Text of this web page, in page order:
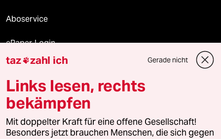
Aboservice
ePaper Login
Downloads für Abonnierende
© 2026 taz Verlags und Vertriebs GmbH
Alle Rechte vorbehalten. Bei rechtlichen Fragen oder für Genehmigungen
wenden Sie sich bitte an
lizenzen@taz.de
taz zahl ich Gerade nicht
Links lesen, rechts
bekämpfen
Mit doppelter Kraft für eine offene Gesellschaft!
Besonders jetzt brauchen Menschen, die sich gegen